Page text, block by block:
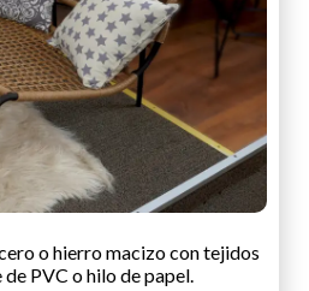
o hierro macizo con tejidos
PVC o hilo de papel.